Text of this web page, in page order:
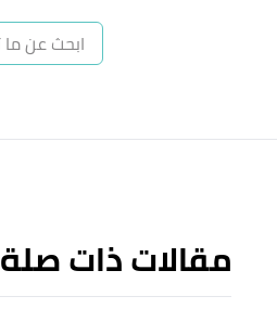
مقالات ذات صلة